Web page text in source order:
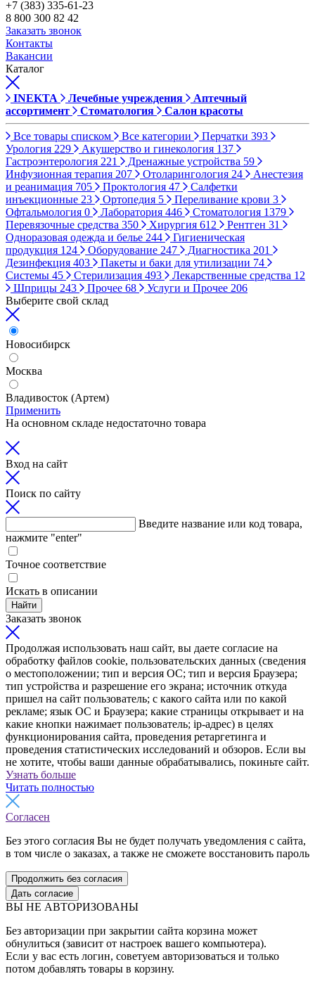
+7 (383) 335-61-23
8 800 300 82 42
Заказать звонок
Контакты
Вакансии
Каталог
INEKTA Лечебные учреждения
Аптечный
ассортимент
Стоматология Салон красоты
Все товары списком Все категории Перчатки 393
Урология 229 Акушерство и гинекология 137
Гастроэнтерология 221 Дренажные устройства 59
Инфузионная терапия 207 Отоларингология 24
Анестезия
и реанимация 705 Проктология 47
Салфетки
инъекционные 23 Ортопедия 5 Переливание крови 3
Офтальмология 0 Лаборатория 446 Стоматология 1379
Перевязочные средства 350 Хирургия 612 Рентген 31
Одноразовая одежда и белье 244
Гигиеническая
продукция 124 Оборудование 247 Диагностика 201
Дезинфекция 403 Пакеты и баки для утилизации 74
Системы 45 Стерилизация 493 Лекарственные средства 12
Шприцы 243 Прочее 68 Услуги и Прочее 206
Выберите свой склад
Новосибирск
Москва
Владивосток (Артем)
Применить
На основном складе недостаточно товара
Вход на сайт
Поиск по сайту
Введите название или код товара,
нажмите "enter"
Точное соответствие
Искать в описании
Найти
Заказать звонок
Продолжая использовать наш сайт, вы даете согласие на
обработку файлов cookie, пользовательских данных (сведения
о местоположении; тип и версия ОС; тип и версия Браузера;
тип устройства и разрешение его экрана; источник откуда
пришел на сайт пользователь; с какого сайта или по какой
рекламе; язык ОС и Браузера; какие страницы открывает и на
какие кнопки нажимает пользователь; ip-адрес) в целях
функционирования сайта, проведения ретаргетинга и
проведения статистических исследований и обзоров. Если вы
не хотите, чтобы ваши данные обрабатывались, покиньте сайт.
Узнать больше
Читать полностью
Согласен
Без этого согласия Вы не будет получать уведомления с сайта,
в том числе о заказах, а также не сможете восстановить пароль
Продолжить без согласия
Дать согласие
ВЫ НЕ АВТОРИЗОВАНЫ
Без авторизации при закрытии сайта корзина может
обнулиться (зависит от настроек вашего компьютера).
Если у вас есть логин, советуем авторизоваться и только
потом добавлять товары в корзину.